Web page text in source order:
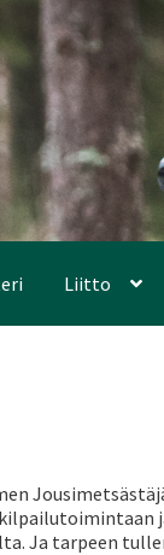
Liitto
Ja tarpeen